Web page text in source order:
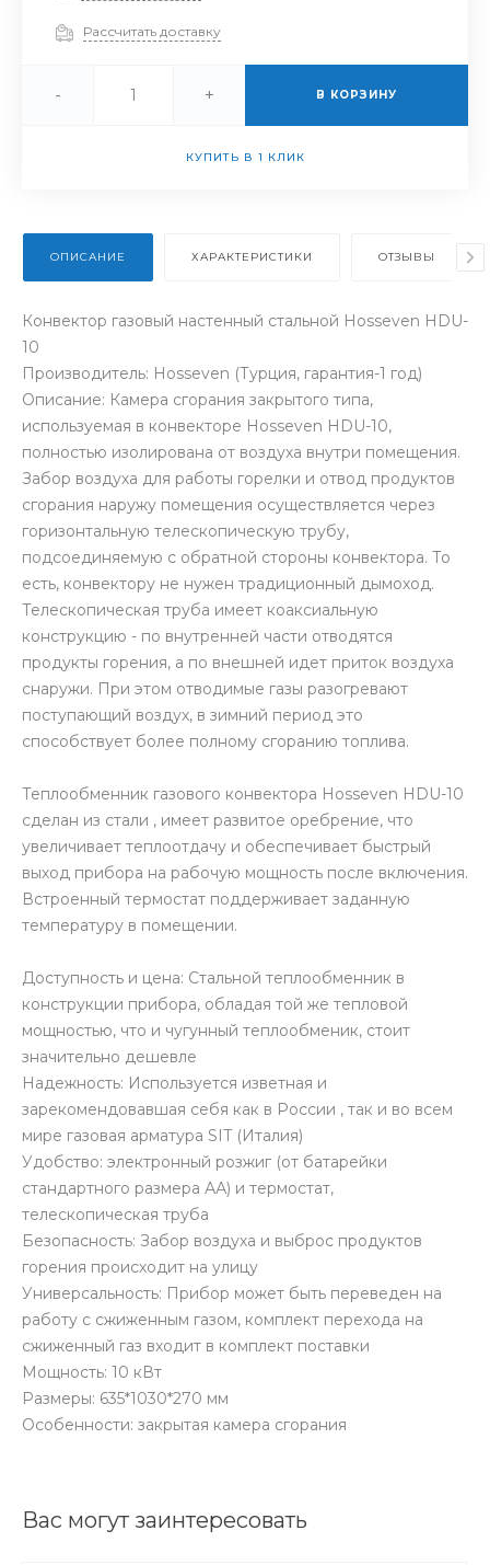
Рассчитать доставку
- + В КОРЗИНУ
КУПИТЬ В 1 КЛИК
ОПИСАНИЕ ХАРАКТЕРИСТИКИ ОТЗЫВЫ
Конвектор газовый настенный стальной Hosseven HDU-
10
Производитель: Hosseven (Турция, гарантия-1 год)
Описание: Камера сгорания закрытого типа,
используемая в конвекторе Hosseven HDU-10,
полностью изолирована от воздуха внутри помещения.
Забор воздуха для работы горелки и отвод продуктов
сгорания наружу помещения осуществляется через
горизонтальную телескопическую трубу,
подсоединяемую с обратной стороны конвектора. То
есть, конвектору не нужен традиционный дымоход.
Телескопическая труба имеет коаксиальную
конструкцию - по внутренней части отводятся
продукты горения, а по внешней идет приток воздуха
снаружи. При этом отводимые газы разогревают
поступающий воздух, в зимний период это
способствует более полному сгоранию топлива.
Теплообменник газового конвектора Hosseven HDU-10
сделан из стали , имеет развитое оребрение, что
увеличивает теплоотдачу и обеспечивает быстрый
выход прибора на рабочую мощность после включения.
Встроенный термостат поддерживает заданную
температуру в помещении.
Доступность и цена: Стальной теплообменник в
конструкции прибора, обладая той же тепловой
мощностью, что и чугунный теплообменик, стоит
значительно дешевле
Надежность: Используется изветная и
зарекомендовавшая себя как в России , так и во всем
мире газовая арматура SIT (Италия)
Удобство: электронный розжиг (от батарейки
стандартного размера АА) и термостат,
телескопическая труба
Безопасность: Забор воздуха и выброс продуктов
горения происходит на улицу
Универсальность: Прибор может быть переведен на
работу с сжиженным газом, комплект перехода на
сжиженный газ входит в комплект поставки
Мощность: 10 кВт
Размеры: 635*1030*270 мм
Особенности: закрытая камера сгорания
Вас могут заинтересовать